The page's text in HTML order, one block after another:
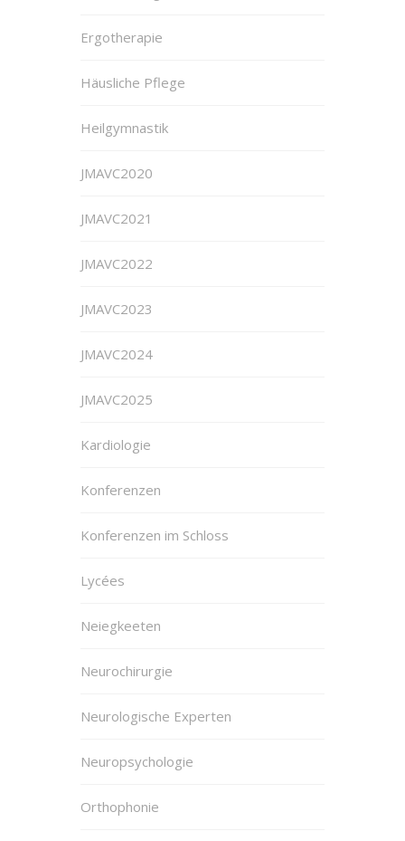
Ergotherapie
Häusliche Pflege
Heilgymnastik
JMAVC2020
JMAVC2021
JMAVC2022
JMAVC2023
JMAVC2024
JMAVC2025
Kardiologie
Konferenzen
Konferenzen im Schloss
Lycées
Neiegkeeten
Neurochirurgie
Neurologische Experten
Neuropsychologie
Orthophonie